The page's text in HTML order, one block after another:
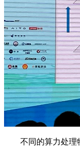
不同的算力处理特